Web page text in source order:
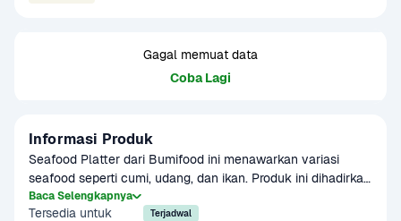
Gagal memuat data
Coba Lagi
Informasi Produk
Seafood Platter dari Bumifood ini menawarkan variasi
seafood seperti cumi, udang, dan ikan. Produk ini dihadirkan
dalam kemasan 300 gram yang memiliki kemasan
memadai, seperti produk Bumifood lainnya. Kemasan yang
Baca Selengkapnya
Tersedia untuk Terjadwal